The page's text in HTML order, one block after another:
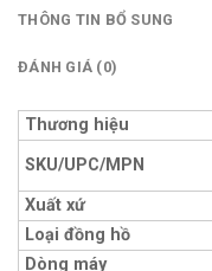
THÔNG TIN BỔ SUNG
ĐÁNH GIÁ (0)
Thương hiệu
SKU/UPC/MPN
Xuất xứ
Loại đồng hồ
Dòng máy